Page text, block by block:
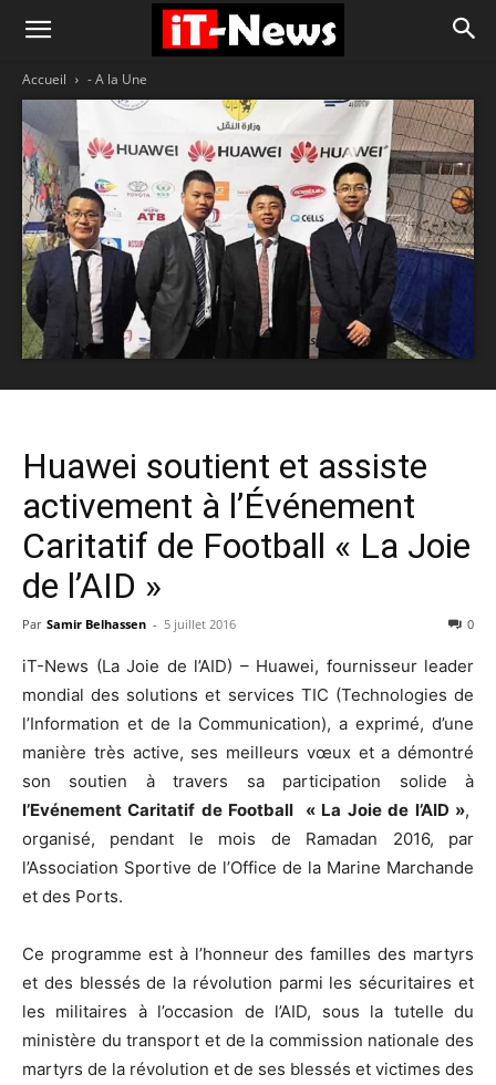
Accueil - A la Une
Huawei soutient et assiste
activement à l’Événement
Caritatif de Football « La Joie
de l’AID »
Par Samir Belhassen - 5 juillet 2016 0
iT-News (La Joie de l’AID) – Huawei, fournisseur leader
mondial des solutions et services TIC (Technologies de
l’Information et de la Communication), a exprimé, d’une
manière très active, ses meilleurs vœux et a démontré
son soutien à travers sa participation solide à
l’Evénement Caritatif de Football « La Joie de l’AID »,
organisé, pendant le mois de Ramadan 2016, par
l’Association Sportive de l’Office de la Marine Marchande
et des Ports.
Ce programme est à l’honneur des familles des martyrs
et des blessés de la révolution parmi les sécuritaires et
les militaires à l’occasion de l’AID, sous la tutelle du
ministère du transport et de la commission nationale des
martyrs de la révolution et de ses blessés et victimes des